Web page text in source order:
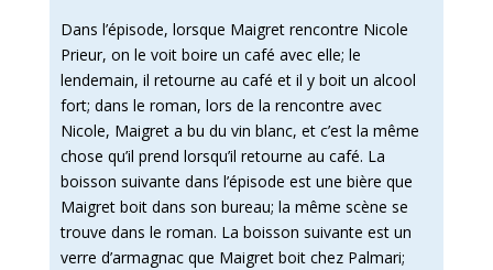
Dans l’épisode, lorsque Maigret rencontre Nicole
Prieur, on le voit boire un café avec elle; le
lendemain, il retourne au café et il y boit un alcool
fort; dans le roman, lors de la rencontre avec
Nicole, Maigret a bu du vin blanc, et c’est la même
chose qu’il prend lorsqu’il retourne au café. La
boisson suivante dans l’épisode est une bière que
Maigret boit dans son bureau; la même scène se
trouve dans le roman. La boisson suivante est un
verre d’armagnac que Maigret boit chez Palmari;